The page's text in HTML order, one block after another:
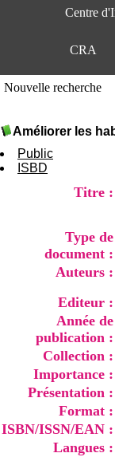
Centre
CRA
Nouvelle recherche
Améliorer les
Public
ISBD
Titre :
Type de
document :
Auteurs :
Editeur :
Année de
publication :
Collection :
Importance :
Présentation :
Format :
ISBN/ISSN/EAN :
Langues :